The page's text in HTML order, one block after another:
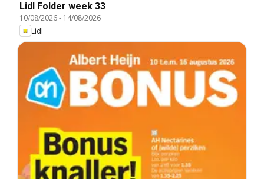
Lidl Folder week 33
10/08/2026- 14/08/2026
Lidl